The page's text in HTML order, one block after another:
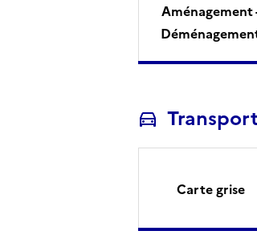
Aménagement
Carte grise